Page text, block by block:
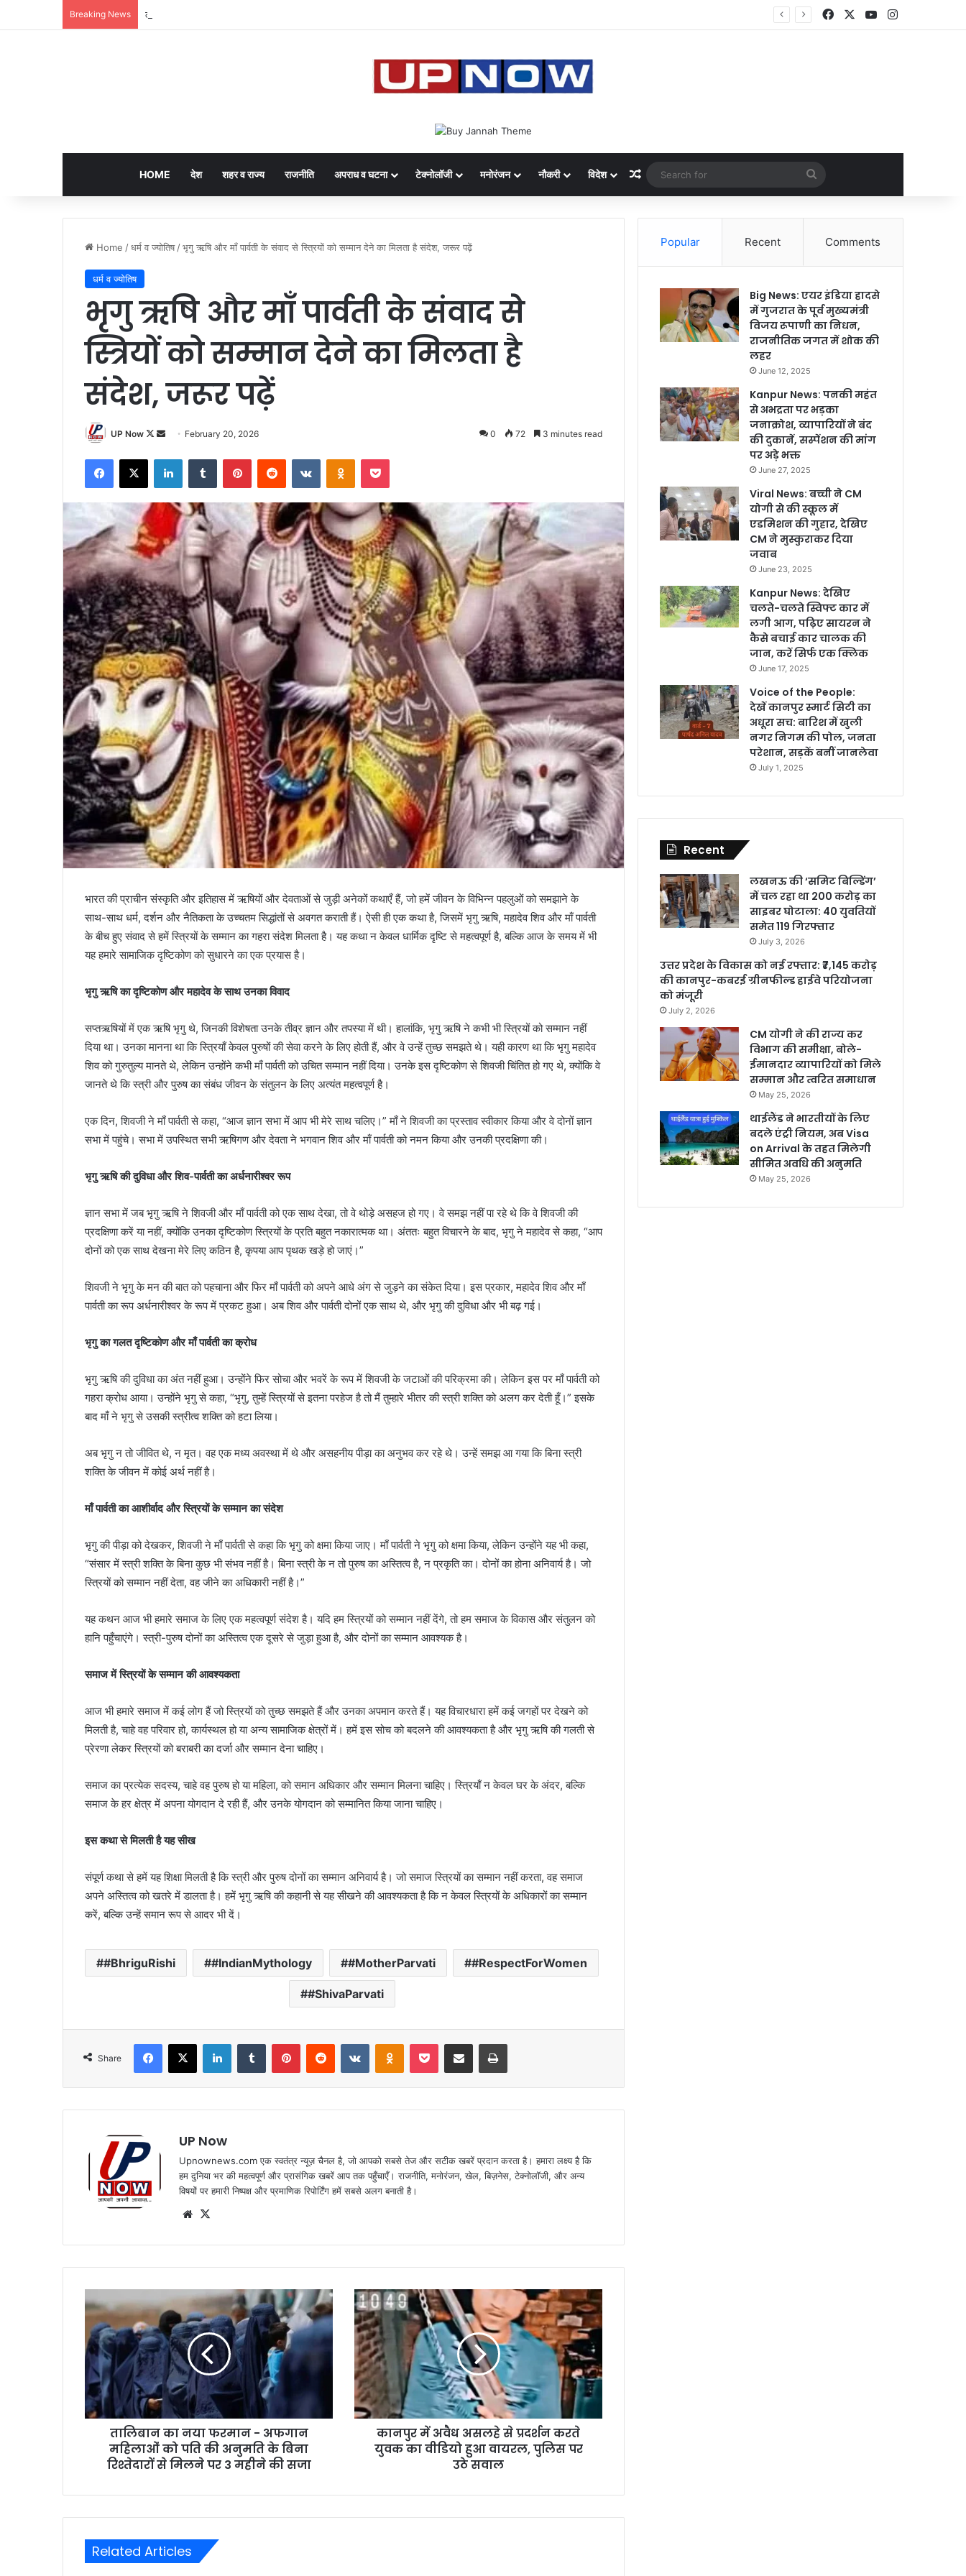
Breaking News लखनऊ की ‘समिट बिल्डिंग’ में चल रहा था 200 करोड़ का साइबर घोटाला: 40 युवतियों समेत 119 गिरफ्तार FacebookYouTubeInstagram
HOME देश शहर व राज्य राजनीति अपराध व घटना टेक्नोलॉजी मनोरंजन नौकरी विदेश Random Article
for
Home /धर्म व ज्योतिष /भृगु ऋषि और माँ पार्वती के संवाद से स्त्रियों को सम्मान देने का मिलता है संदेश, जरूर पढ़ें
धर्म व ज्योतिष
भृगु ऋषि और माँ पार्वती के संवाद से
स्त्रियों को सम्मान देने का मिलता है
संदेश, जरूर पढ़ें
UP Now
Follow
Send
email
February 20, 2026 0 72 3 minutes read
Facebook
X LinkedInTumblr PinterestReddit VKontakteOdnoklassniki
Pocket
भारत की प्राचीन संस्कृति और इतिहास में ऋषियों और देवताओं से जुड़ी अनेकों कथाएँ हैं, जो हमें जीवन के विभिन्न पहलुओं को समझाने के
साथ-साथ धर्म, दर्शन और नैतिकता के उच्चतम सिद्धांतों से अवगत कराती हैं। ऐसी ही एक कथा है, जिसमें भृगु ऋषि, महादेव शिव और माँ पार्वती
के बीच हुए संवाद से हमें स्त्रियों के सम्मान का गहरा संदेश मिलता है। यह कथा न केवल धार्मिक दृष्टि से महत्वपूर्ण है, बल्कि आज के समय में भी
यह हमारे सामाजिक दृष्टिकोण को सुधारने का एक प्रयास है।
भृगु ऋषि का दृष्टिकोण और महादेव के साथ उनका विवाद
सप्तऋषियों में एक ऋषि भृगु थे, जिनकी विशेषता उनके तीव्र ज्ञान और तपस्या में थी। हालांकि, भृगु ऋषि ने कभी भी स्त्रियों को सम्मान नहीं
दिया था। उनका मानना था कि स्त्रियाँ केवल पुरुषों की सेवा करने के लिए होती हैं, और वे उन्हें तुच्छ समझते थे। यही कारण था कि भृगु महादेव
शिव को गुरुतुल्य मानते थे, लेकिन उन्होंने कभी माँ पार्वती को उचित सम्मान नहीं दिया। उनके इस दृष्टिकोण से शिवजी चिंतित हो गए थे, क्योंकि वे
जानते थे कि स्त्री और पुरुष का संबंध जीवन के संतुलन के लिए अत्यंत महत्वपूर्ण है।
एक दिन, शिवजी ने माँ पार्वती से कहा, “आज ज्ञान सभा में आप भी मेरे साथ चलिए।” माँ ने शिवजी का प्रस्ताव स्वीकार किया और वे दोनों ज्ञान
सभा में पहुंचे। सभा में उपस्थित सभी ऋषिगण और देवता ने भगवान शिव और माँ पार्वती को नमन किया और उनकी प्रदक्षिणा की।
भृगु ऋषि की दुविधा और शिव-पार्वती का अर्धनारीश्वर रूप
ज्ञान सभा में जब भृगु ऋषि ने शिवजी और माँ पार्वती को एक साथ देखा, तो वे थोड़े असहज हो गए। वे समझ नहीं पा रहे थे कि वे शिवजी की
प्रदक्षिणा करें या नहीं, क्योंकि उनका दृष्टिकोण स्त्रियों के प्रति बहुत नकारात्मक था। अंततः बहुत विचारने के बाद, भृगु ने महादेव से कहा, “आप
दोनों को एक साथ देखना मेरे लिए कठिन है, कृपया आप पृथक खड़े हो जाएं।”
शिवजी ने भृगु के मन की बात को पहचाना और फिर माँ पार्वती को अपने आधे अंग से जुड़ने का संकेत दिया। इस प्रकार, महादेव शिव और माँ
पार्वती का रूप अर्धनारीश्वर के रूप में प्रकट हुआ। अब शिव और पार्वती दोनों एक साथ थे, और भृगु की दुविधा और भी बढ़ गई।
भृगु का गलत दृष्टिकोण और माँ पार्वती का क्रोध
भृगु ऋषि की दुविधा का अंत नहीं हुआ। उन्होंने फिर सोचा और भवरें के रूप में शिवजी के जटाओं की परिक्रमा की। लेकिन इस पर माँ पार्वती को
गहरा क्रोध आया। उन्होंने भृगु से कहा, “भृगु, तुम्हें स्त्रियों से इतना परहेज है तो मैं तुम्हारे भीतर की स्त्री शक्ति को अलग कर देती हूँ।” इसके
बाद माँ ने भृगु से उसकी स्त्रीत्व शक्ति को हटा लिया।
अब भृगु न तो जीवित थे, न मृत। वह एक मध्य अवस्था में थे और असहनीय पीड़ा का अनुभव कर रहे थे। उन्हें समझ आ गया कि बिना स्त्री
शक्ति के जीवन में कोई अर्थ नहीं है।
माँ पार्वती का आशीर्वाद और स्त्रियों के सम्मान का संदेश
भृगु की पीड़ा को देखकर, शिवजी ने माँ पार्वती से कहा कि भृगु को क्षमा किया जाए। माँ पार्वती ने भृगु को क्षमा किया, लेकिन उन्होंने यह भी कहा,
“संसार में स्त्री शक्ति के बिना कुछ भी संभव नहीं है। बिना स्त्री के न तो पुरुष का अस्तित्व है, न प्रकृति का। दोनों का होना अनिवार्य है। जो
स्त्रियों को सम्मान नहीं देता, वह जीने का अधिकारी नहीं है।”
यह कथन आज भी हमारे समाज के लिए एक महत्वपूर्ण संदेश है। यदि हम स्त्रियों को सम्मान नहीं देंगे, तो हम समाज के विकास और संतुलन को
हानि पहुँचाएंगे। स्त्री-पुरुष दोनों का अस्तित्व एक दूसरे से जुड़ा हुआ है, और दोनों का सम्मान आवश्यक है।
समाज में स्त्रियों के सम्मान की आवश्यकता
आज भी हमारे समाज में कई लोग हैं जो स्त्रियों को तुच्छ समझते हैं और उनका अपमान करते हैं। यह विचारधारा हमें कई जगहों पर देखने को
मिलती है, चाहे वह परिवार हो, कार्यस्थल हो या अन्य सामाजिक क्षेत्रों में। हमें इस सोच को बदलने की आवश्यकता है और भृगु ऋषि की गलती से
प्रेरणा लेकर स्त्रियों को बराबरी का दर्जा और सम्मान देना चाहिए।
समाज का प्रत्येक सदस्य, चाहे वह पुरुष हो या महिला, को समान अधिकार और सम्मान मिलना चाहिए। स्त्रियाँ न केवल घर के अंदर, बल्कि
समाज के हर क्षेत्र में अपना योगदान दे रही हैं, और उनके योगदान को सम्मानित किया जाना चाहिए।
इस कथा से मिलती है यह सीख
संपूर्ण कथा से हमें यह शिक्षा मिलती है कि स्त्री और पुरुष दोनों का सम्मान अनिवार्य है। जो समाज स्त्रियों का सम्मान नहीं करता, वह समाज
अपने अस्तित्व को खतरे में डालता है। हमें भृगु ऋषि की कहानी से यह सीखने की आवश्यकता है कि न केवल स्त्रियों के अधिकारों का सम्मान
करें, बल्कि उन्हें समान रूप से आदर भी दें।
#BhriguRishi #IndianMythology #MotherParvati #RespectForWomen
#ShivaParvati
Share
Facebook
X LinkedInTumblr PinterestReddit VKontakteOdnoklassniki
Pocket Share via Email Print
UP Now
Upnownews.com एक स्वतंत्र न्यूज़ चैनल है, जो आपको सबसे तेज और सटीक खबरें प्रदान करता है। हमारा लक्ष्य है कि
हम दुनिया भर की महत्वपूर्ण और प्रासंगिक खबरें आप तक पहुँचाएँ। राजनीति, मनोरंजन, खेल, बिज़नेस, टेक्नोलॉजी, और अन्य
विषयों पर हमारी निष्पक्ष और प्रमाणिक रिपोर्टिंग हमें सबसे अलग बनाती है।
Website
तालिबान का नया फरमान - अफगान
महिलाओं को पति की अनुमति के बिना
रिश्तेदारों से मिलने पर 3 महीने की सजा
कानपुर में अवैध असलहे से प्रदर्शन करते
युवक का वीडियो हुआ वायरल, पुलिस पर
उठे सवाल
Related Articles
Popular Recent Comments
Big News: एयर इंडिया हादसे
में गुजरात के पूर्व मुख्यमंत्री
विजय रूपाणी का निधन,
राजनीतिक जगत में शोक की
लहर
June 12, 2025
Kanpur News: पनकी महंत
से अभद्रता पर भड़का
जनाक्रोश, व्यापारियों ने बंद
की दुकानें, सस्पेंशन की मांग
पर अड़े भक्त
June 27, 2025
Viral News: बच्ची ने CM
योगी से की स्कूल में
एडमिशन की गुहार, देखिए
CM ने मुस्कुराकर दिया
जवाब
June 23, 2025
Kanpur News: देखिए
चलते-चलते स्विफ्ट कार में
लगी आग, पढ़िए सायरन ने
कैसे बचाई कार चालक की
जान, करें सिर्फ एक क्लिक
June 17, 2025
Voice of the People:
देखें कानपुर स्मार्ट सिटी का
अधूरा सच: बारिश में खुली
नगर निगम की पोल, जनता
परेशान, सड़कें बनीं जानलेवा
July 1, 2025
Recent
लखनऊ की ‘समिट बिल्डिंग’
में चल रहा था 200 करोड़ का
साइबर घोटाला: 40 युवतियों
समेत 119 गिरफ्तार
July 3, 2026
उत्तर प्रदेश के विकास को नई रफ्तार: ₹7,145 करोड़
की कानपुर-कबरई ग्रीनफील्ड हाईवे परियोजना
को मंजूरी
July 2, 2026
CM योगी ने की राज्य कर
विभाग की समीक्षा, बोले-
ईमानदार व्यापारियों को मिले
सम्मान और त्वरित समाधान
May 25, 2026
थाईलैंड ने भारतीयों के लिए
बदले एंट्री नियम, अब Visa
on Arrival के तहत मिलेगी
सीमित अवधि की अनुमति
May 25, 2026